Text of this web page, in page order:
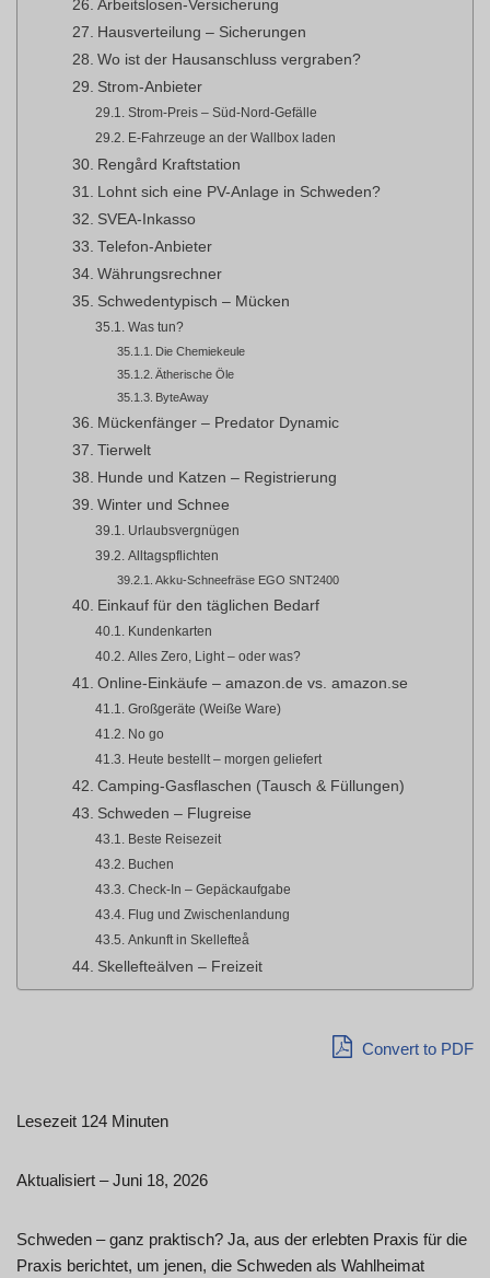
Arbeitslosen-Versicherung
Hausverteilung – Sicherungen
Wo ist der Hausanschluss vergraben?
Strom-Anbieter
Strom-Preis – Süd-Nord-Gefälle
E-Fahrzeuge an der Wallbox laden
Rengård Kraftstation
Lohnt sich eine PV-Anlage in Schweden?
SVEA-Inkasso
Telefon-Anbieter
Währungsrechner
Schwedentypisch – Mücken
Was tun?
Die Chemiekeule
Ätherische Öle
ByteAway
Mückenfänger – Predator Dynamic
Tierwelt
Hunde und Katzen – Registrierung
Winter und Schnee
Urlaubsvergnügen
Alltagspflichten
Akku-Schneefräse EGO SNT2400
Einkauf für den täglichen Bedarf
Kundenkarten
Alles Zero, Light – oder was?
Online-Einkäufe – amazon.de vs. amazon.se
Großgeräte (Weiße Ware)
No go
Heute bestellt – morgen geliefert
Camping-Gasflaschen (Tausch & Füllungen)
Schweden – Flugreise
Beste Reisezeit
Buchen
Check-In – Gepäckaufgabe
Flug und Zwischenlandung
Ankunft in Skellefteå
Skellefteälven – Freizeit
Convert to PDF
Lesezeit 124 Minuten
Aktualisiert – Juni 18, 2026
Schweden – ganz praktisch? Ja, aus der erlebten Praxis für die
Praxis berichtet, um jenen, die Schweden als Wahlheimat